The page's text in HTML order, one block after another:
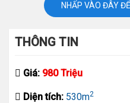
NHẤP VÀO ĐÂY
THÔNG TIN
Giá: 980 Triệu
Diện tích: 530m2